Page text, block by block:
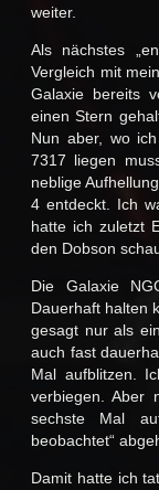
weiter.
Als nächstes
Vergleich mit
Galaxie bereits
einen Stern
Nun aber, wo
7317 liegen
neblige
4 entdeckt. Ich
hatte ich zuletzt
den Dobson
Die Galaxie
Dauerhaft halten
gesagt nur als
auch fast
Mal aufblitzen.
verbiegen. Aber
sechste Mal
beobachtet“
Damit hatte ich